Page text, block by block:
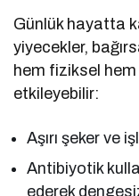
Günlük hayatta
yiyecekler,
hem fiziksel hem
etkileyebilir:
Aşırı şeker ve
Antibiyotik
ederek